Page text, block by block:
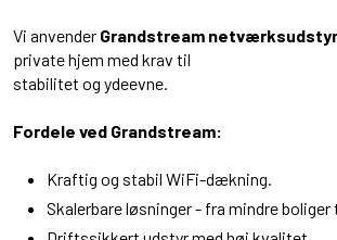
Vi anvender Grandstream netværksudstyr
private hjem med krav til
stabilitet og ydeevne.
Fordele ved Grandstream:
Kraftig og stabil WiFi-dækning.
Skalerbare løsninger - fra mindre